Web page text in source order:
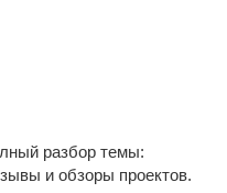
разбор темы:
и обзоры проектов.